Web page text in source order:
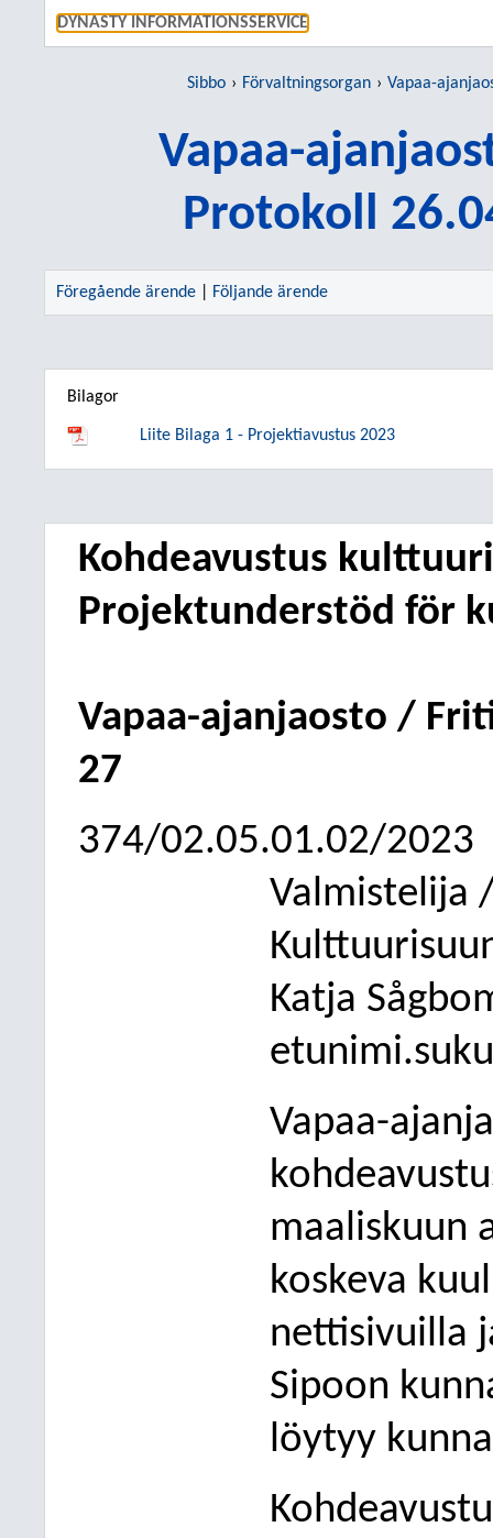
DYNASTY INFORMATIONSSERVICE
Sibbo Förvaltningsorgan Vapaa-
Vapaa-
Protokoll
Föregående ärende Följande ärende
Bilagor
Liite Bilaga 1 - Projektiavustus 2023
Kohdeavustus
Projektunderstöd för
Vapaa-ajanjaosto /
27
374/02.05.01.02/2023
Valmistelija
Katja
Vapaa-
maaliskuun
koskeva
nettisivuilla
Sipoon
löytyy